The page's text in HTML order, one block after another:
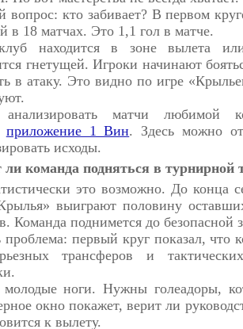
вопрос: кто забивает? В первом
в 18 матчах. Это 1,1 гол в матче.
находится в зоне вылета
гнетущей. Игроки начинают
в атаку. Это видно по игре
матчи любимой
приложение 1 Вин. Здесь можно
исходы.
команда подняться в турнирной
это возможно. До конца
выиграют половину
Команда поднимется до безопасной
проблема: первый круг показал, что
трансферов и
ноги. Нужны голеадоры,
окно покажет, верит ли
к вылету.